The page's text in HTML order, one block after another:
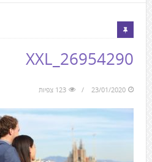
main
Content
can
press
Enter
to
skip
to
the
next
area
26954290_XXL
23/01/2020 123 צפיות